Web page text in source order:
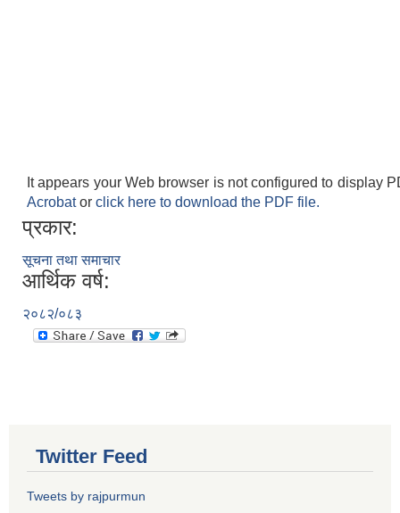
It appears your Web browser is not configured to display
Acrobator click here to download the PDF file.
प्रकार:
सूचना तथा समाचार
आर्थिक वर्ष:
२०८२/०८३
Twitter Feed
Tweets by rajpurmun